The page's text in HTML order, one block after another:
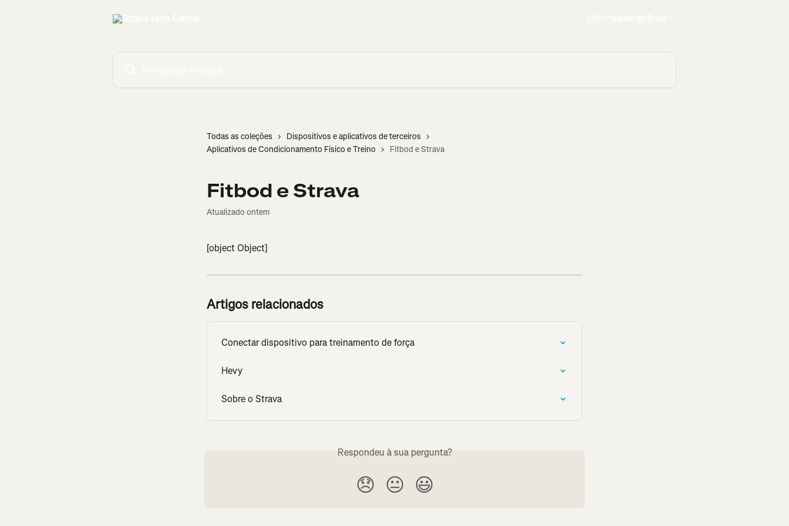
Todas as coleções
Dispositivos e aplicativos de terceiros
Aplicativos de Condicionamento Físico e Treino
Fitbod e Strava
Fitbod e Strava
Atualizado ontem
[object Object]
Artigos relacionados
Conectar dispositivo para treinamento de força
Hevy
Sobre o Strava
Respondeu à sua pergunta?
😞 😐 😃